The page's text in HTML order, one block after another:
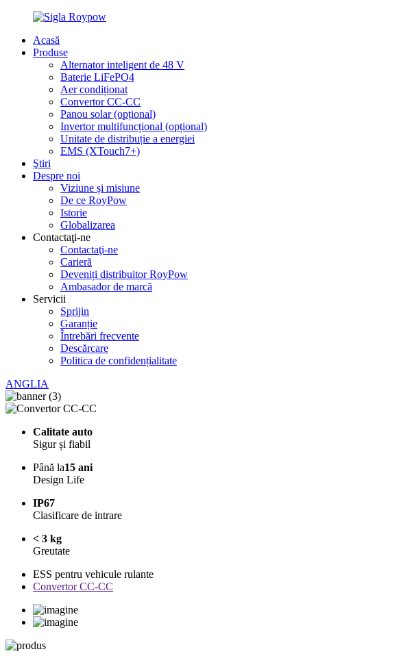
Acasă
Produse
Alternator inteligent de 48 V
Baterie LiFePO4
Aer condiționat
Convertor CC-CC
Panou solar (opțional)
Invertor multifuncțional (opțional)
Unitate de distribuție a energiei
EMS (XTouch7+)
Ştiri
Despre noi
Viziune și misiune
De ce RoyPow
Istorie
Globalizarea
Contactaţi-ne
Contactaţi-ne
Carieră
Deveniți distribuitor RoyPow
Ambasador de marcă
Servicii
Sprijin
Garanție
Întrebări frecvente
Descărcare
Politica de confidențialitate
ANGLIA
Calitate auto
Sigur și fiabil
Până la15 ani
Design Life
IP67
Clasificare de intrare
< 3 kg
Greutate
ESS pentru vehicule rulante
Convertor CC-CC